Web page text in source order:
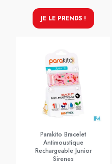
JE LE PRENDS !
Parakito Bracelet
Antimoustique
Rechargeable Junior
Sirenes